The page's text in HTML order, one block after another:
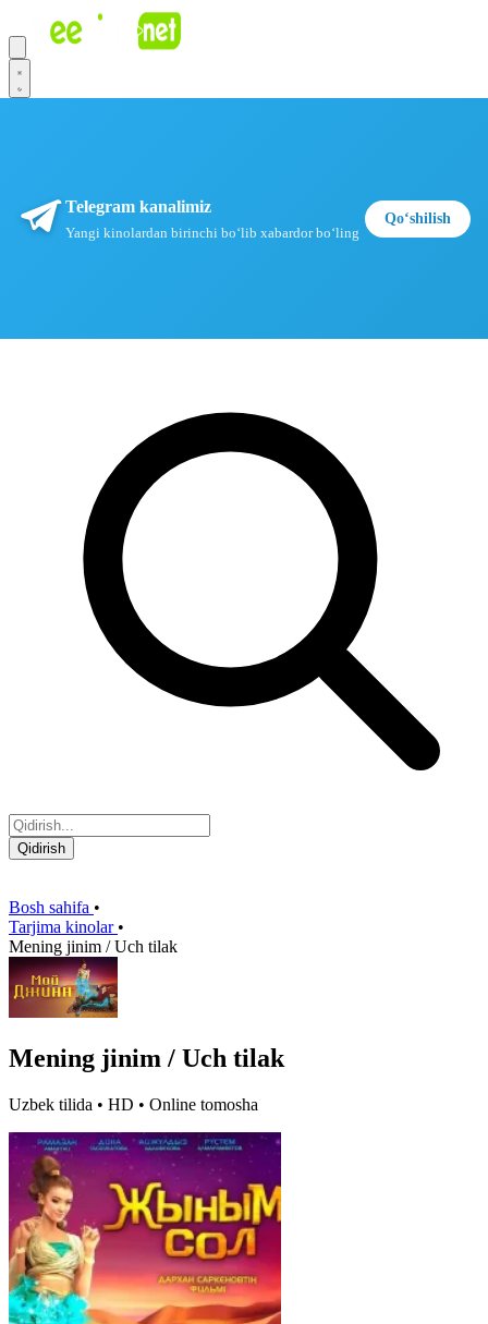
Qidirish
Bosh sahifa •
Tarjima kinolar •
Mening jinim / Uch tilak
Mening jinim / Uch tilak
Uzbek tilida • HD • Online tomosha
Telegram kanalimiz
Yangi kinolardan birinchi boʻlib xabardor boʻling
Qoʻshilish